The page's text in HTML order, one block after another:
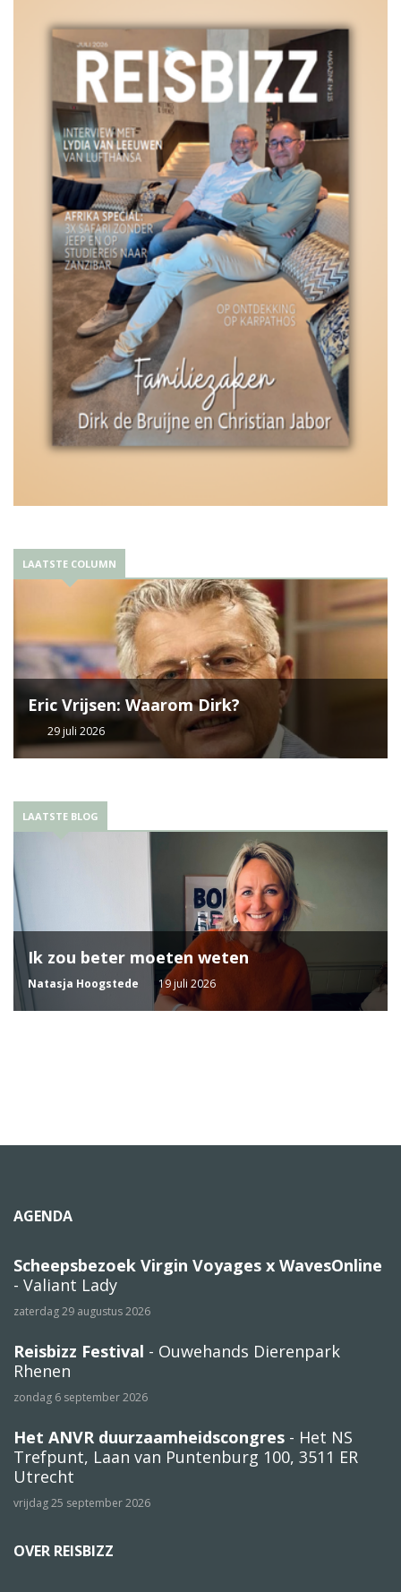
LAATSTE COLUMN
Eric Vrijsen: Waarom Dirk?
29 juli 2026
LAATSTE BLOG
Ik zou beter moeten weten
Natasja Hoogstede 19 juli 2026
AGENDA
Scheepsbezoek Virgin Voyages x WavesOnline
- Valiant Lady
zaterdag 29 augustus 2026
Reisbizz Festival - Ouwehands Dierenpark
Rhenen
zondag 6 september 2026
Het ANVR duurzaamheidscongres - Het NS
Trefpunt, Laan van Puntenburg 100, 3511 ER
Utrecht
vrijdag 25 september 2026
OVER REISBIZZ